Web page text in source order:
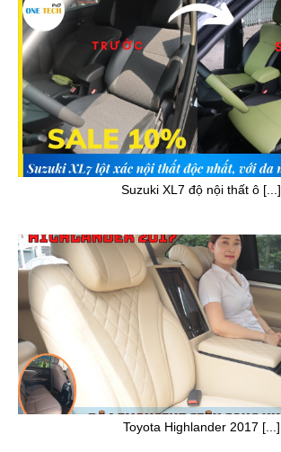
Suzuki XL7 độ nội thất ô [...]
Toyota Highlander 2017 [...]